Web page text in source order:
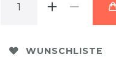
WUNSCHLISTE